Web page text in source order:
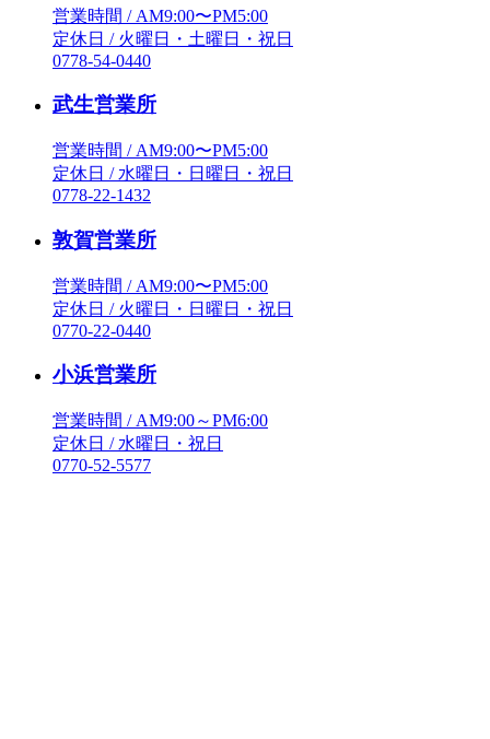
営業時間 / AM9:00〜PM5:00
定休日 / 火曜日・土曜日・祝日
0778-54-0440
武生営業所
営業時間 / AM9:00〜PM5:00
定休日 / 水曜日・日曜日・祝日
0778-22-1432
敦賀営業所
営業時間 / AM9:00〜PM5:00
定休日 / 火曜日・日曜日・祝日
0770-22-0440
小浜営業所
営業時間 / AM9:00～PM6:00
定休日 / 水曜日・祝日
0770-52-5577